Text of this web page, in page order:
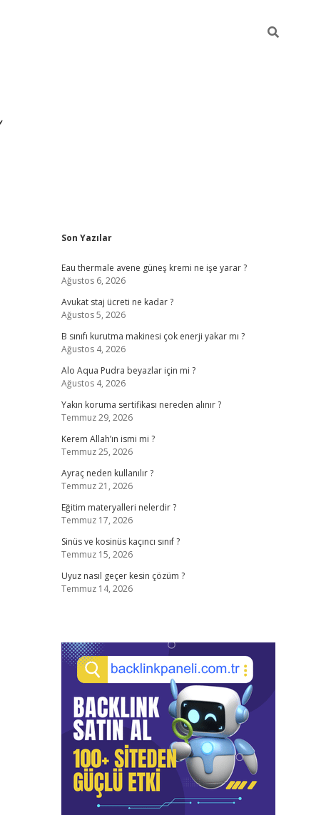
Sidebar
Son Yazılar
Eau thermale avene güneş kremi ne işe yarar ?
Ağustos 6, 2026
Avukat staj ücreti ne kadar ?
Ağustos 5, 2026
B sınıfı kurutma makinesi çok enerji yakar mı ?
Ağustos 4, 2026
Alo Aqua Pudra beyazlar için mi ?
Ağustos 4, 2026
Yakın koruma sertifikası nereden alınır ?
Temmuz 29, 2026
Kerem Allah’ın ismi mi ?
Temmuz 25, 2026
Ayraç neden kullanılır ?
Temmuz 21, 2026
Eğitim materyalleri nelerdir ?
Temmuz 17, 2026
Sinüs ve kosinüs kaçıncı sınıf ?
Temmuz 15, 2026
Uyuz nasıl geçer kesin çözüm ?
Temmuz 14, 2026